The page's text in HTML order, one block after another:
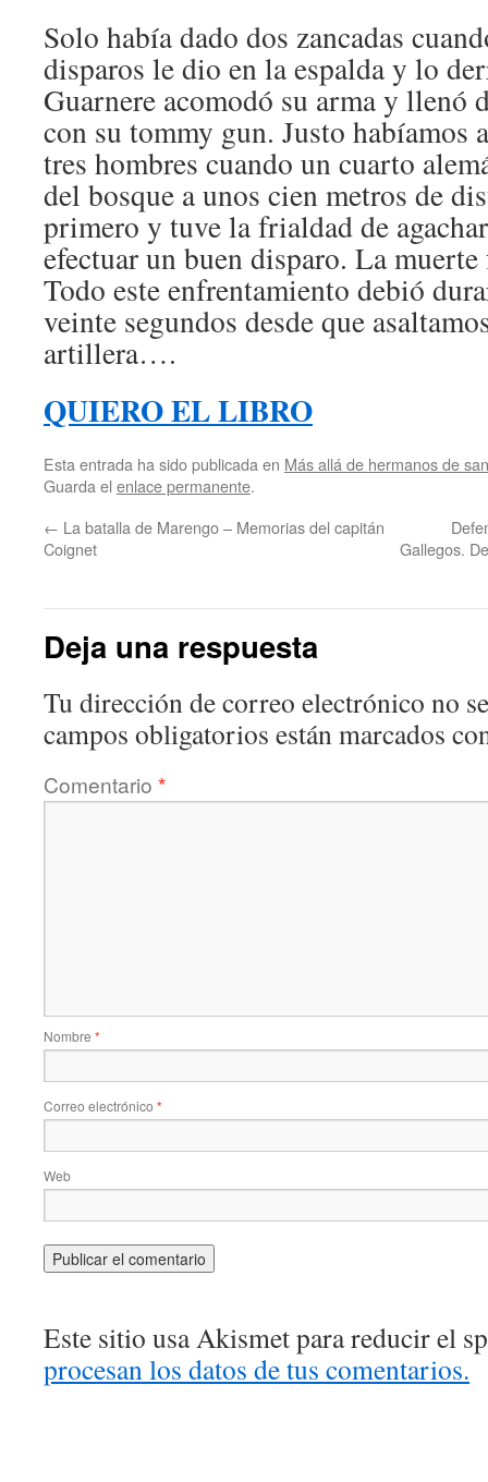
Solo había dado dos zancadas
disparos le dio en la espalda y lo
Guarnere acomodó su arma y llenó
con su tommy gun. Justo habíamos
tres hombres cuando un cuarto
del bosque a unos cien metros de
primero y tuve la frialdad de
efectuar un buen disparo. La
Todo este enfrentamiento debió
veinte segundos desde que
artillera….
QUIERO EL LIBRO
Esta entrada ha sido publicada en Más allá de hermanos de
Guarda el enlace permanente.
← La batalla de Marengo – Memorias del capitán
Coignet
Gallegos.
Deja una respuesta
Tu dirección de correo electrónico no
campos obligatorios están marcados
Comentario *
Nombre *
Correo electrónico *
Web
Este sitio usa Akismet para reducir el
procesan los datos de tus comentarios.